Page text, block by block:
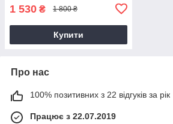
1 530 ₴ 1 800 ₴
Купити
Про нас
100% позитивних з 22 відгуків за рік
Працює з 22.07.2019